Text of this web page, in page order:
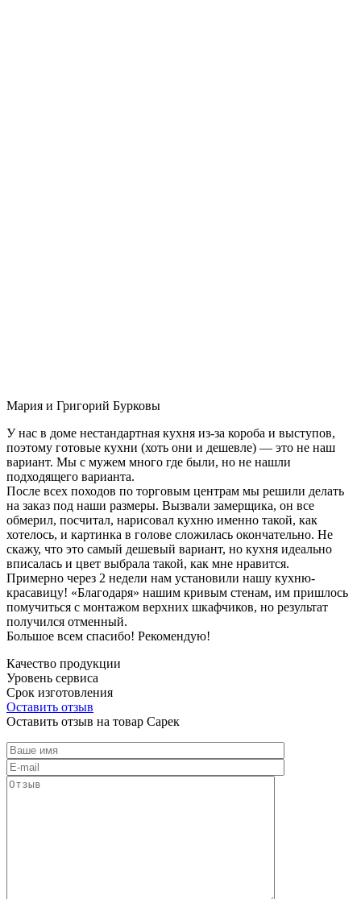
Мария и Григорий Бурковы
У нас в доме нестандартная кухня из-за короба и выступов,
поэтому готовые кухни (хоть они и дешевле) — это не наш
вариант. Мы с мужем много где были, но не нашли
подходящего варианта.
После всех походов по торговым центрам мы решили делать
на заказ под наши размеры. Вызвали замерщика, он все
обмерил, посчитал, нарисовал кухню именно такой, как
хотелось, и картинка в голове сложилась окончательно. Не
скажу, что это самый дешевый вариант, но кухня идеально
вписалась и цвет выбрала такой, как мне нравится.
Примерно через 2 недели нам установили нашу кухню-
красавицу! «Благодаря» нашим кривым стенам, им пришлось
помучиться с монтажом верхних шкафчиков, но результат
получился отменный.
Большое всем спасибо! Рекомендую!
Качество продукции
Уровень сервиса
Срок изготовления
Оставить отзыв
Оставить отзыв на товар Сарек